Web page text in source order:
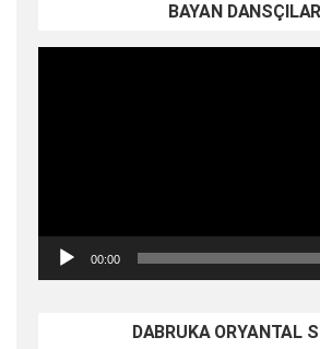
BAYAN DANSÇILAR
00:00
DABRUKA ORYANTAL